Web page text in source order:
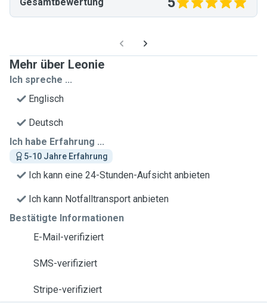
Mehr über Leonie
Ich spreche ...
Englisch
Deutsch
Ich habe Erfahrung ...
5-10 Jahre Erfahrung
Ich kann eine 24-Stunden-Aufsicht anbieten
Ich kann Notfalltransport anbieten
Bestätigte Informationen
E-Mail-verifiziert
SMS-verifiziert
Stripe-verifiziert